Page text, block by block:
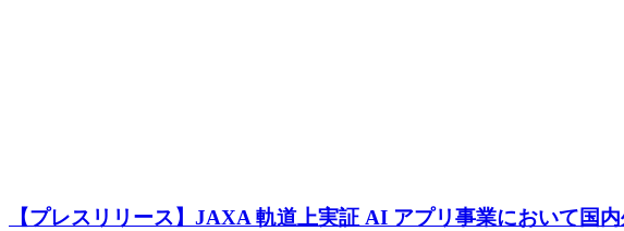
【プレスリリース】JAXA 軌道上実証 AI アプリ事業において国